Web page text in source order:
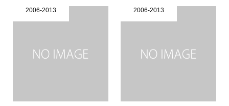
2006-2013 2006-2013